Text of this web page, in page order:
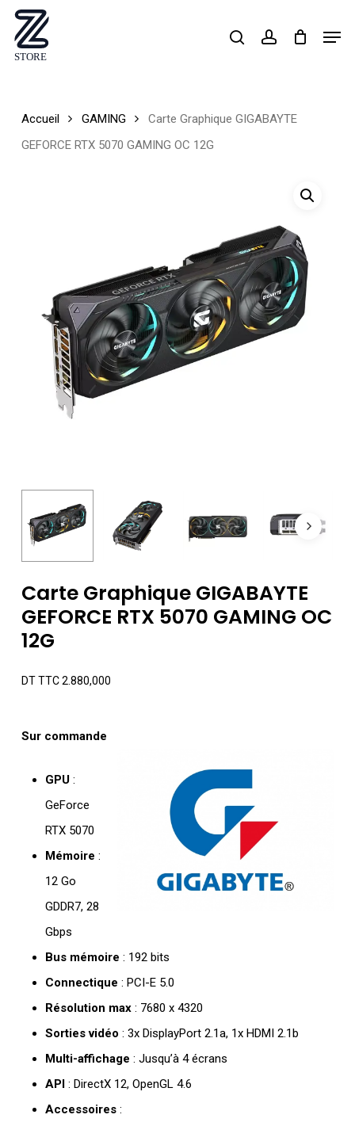
Skip
main
searchaccount
Accueil GAMING
Carte Graphique GIGABAYTE
GEFORCE RTX 5070 GAMING OC 12G
Carte Graphique GIGABAYTE
GEFORCE RTX 5070 GAMING OC
12G
DT TTC2.880,000
Sur commande
GPU:
GeForce
RTX 5070
Mémoire :
12 Go
GDDR7, 28
Gbps
Bus mémoire : 192 bits
Connectique : PCI-E 5.0
Résolution max: 7680 x 4320
Sorties vidéo : 3x DisplayPort 2.1a, 1x HDMI 2.1b
Multi-affichage : Jusqu’à 4 écrans
API: DirectX 12, OpenGL 4.6
Accessoires: